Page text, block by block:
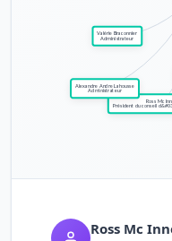
Ross Mc